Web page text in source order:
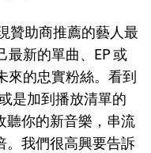
贊助商推薦的藝人最
最新的單曲、EP 或
來的忠實粉絲。看到
是加到播放清單的
聽你的新音樂，串流
。我們很高興要告訴